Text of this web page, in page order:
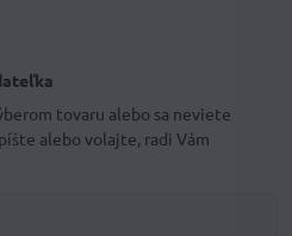
tovaru alebo sa neviete
alebo volajte, radi Vám